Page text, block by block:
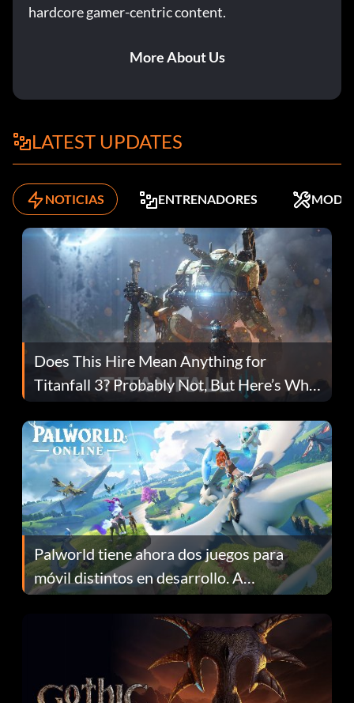
hardcore gamer-centric content.
More About Us
LATEST UPDATES
NOTICIAS ENTRENADORES MODS
Does This Hire Mean Anything for
Titanfall 3? Probably Not, But Here’s Why
Fans Are Hopeful
Palworld tiene ahora dos juegos para
móvil distintos en desarrollo. A
continuación te explicamos por qué.